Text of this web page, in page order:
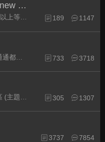
新品販賣區 Brand new Plaza
正式啟用(為免爭議720p以上等級發表限定) 189 1147
733 3718
305 1307
3737 7854